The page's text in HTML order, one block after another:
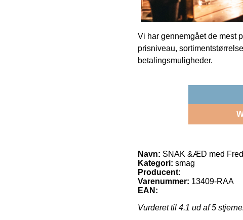
Vi har gennemgået de mest
prisniveau,
betalingsmuligheder.
Navn: SNAK &ÆD med
Kategori: smag
Producent:
Varenummer: 13409-RAA
EAN:
Vurderet til 4.1 ud af 5